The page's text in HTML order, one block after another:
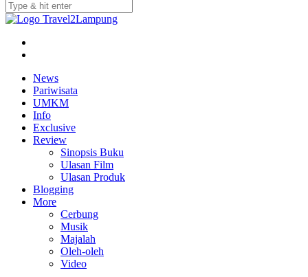
News
Pariwisata
UMKM
Info
Exclusive
Review
Sinopsis Buku
Ulasan Film
Ulasan Produk
Blogging
More
Cerbung
Musik
Majalah
Oleh-oleh
Video